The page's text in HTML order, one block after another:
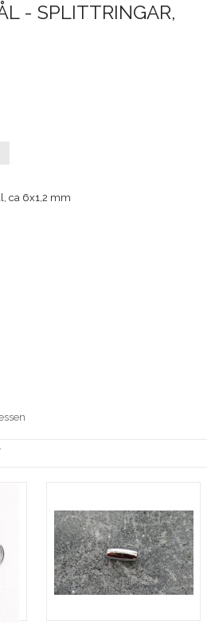
- SPLITTRINGAR,
ca 6x1,2 mm